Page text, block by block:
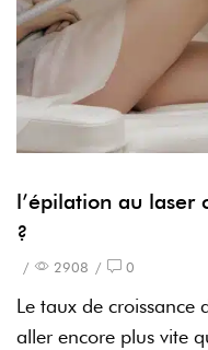
l’épilation au laser
?
/ 2908 / 0
Le taux de croissance
aller encore plus vite